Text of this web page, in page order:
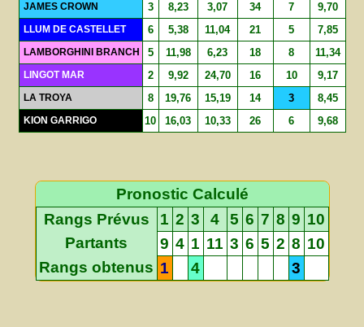
JAMES CROWN 3 8,23 3,07 34 7 9,70
LLUM DE CASTELLET 6 5,38 11,04 21 5 7,85
LAMBORGHINI BRANCH 5 11,98 6,23 18 8 11,34
LINGOT MAR 2 9,92 24,70 16 10 9,17
LA TROYA 8 19,76 15,19 14 3 8,45
KION GARRIGO 10 16,03 10,33 26 6 9,68
Pronostic Calculé
Rangs Prévus
1 2 3 4 5 6 7 8 9 10
Partants
9 4 1 11 3 6 5 2 8 10
Rangs obtenus 1 4 3